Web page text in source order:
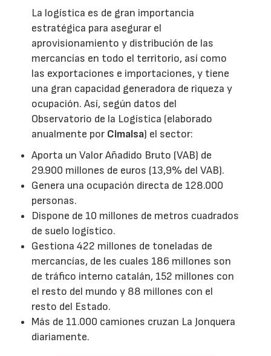
La logística es de gran importancia
estratégica para asegurar el
aprovisionamiento y distribución de las
mercancías en todo el territorio, así como
las exportaciones e importaciones, y tiene
una gran capacidad generadora de riqueza y
ocupación. Así, según datos del
Observatorio de la Logística (elaborado
anualmente por Cimalsa) el sector:
Aporta un Valor Añadido Bruto (VAB) de
29.900 millones de euros (13,9% del VAB).
Genera una ocupación directa de 128.000
personas.
Dispone de 10 millones de metros cuadrados
de suelo logístico.
Gestiona 422 millones de toneladas de
mercancías, de les cuales 186 millones son
de tráfico interno catalán, 152 millones con
el resto del mundo y 88 millones con el
resto del Estado.
Más de 11.000 camiones cruzan La Jonquera
diariamente.